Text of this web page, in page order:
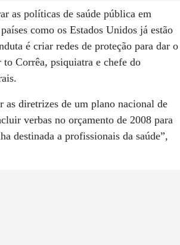
as políticas de saúde pública em
como os Estados Unidos já estão
é criar redes de proteção para dar o
to Corrêa, psiquiatra e chefe do
diretrizes de um plano nacional de
verbas no orçamento de 2008 para
destinada a profissionais da saúde”,